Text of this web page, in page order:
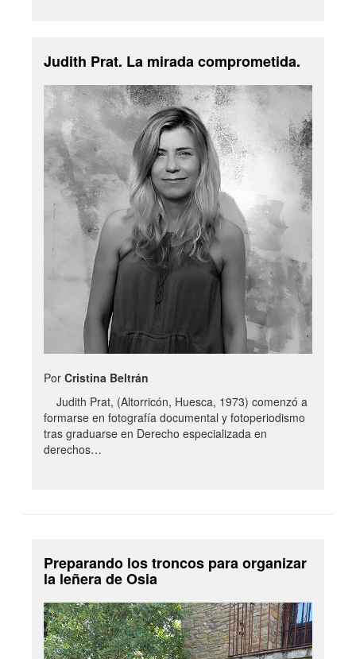
Judith Prat. La mirada comprometida.
Por Cristina Beltrán
Judith Prat, (Altorricón, Huesca, 1973) comenzó a
formarse en fotografía documental y fotoperiodismo
tras graduarse en Derecho especializada en
derechos…
Preparando los troncos para organizar
la leñera de Osia